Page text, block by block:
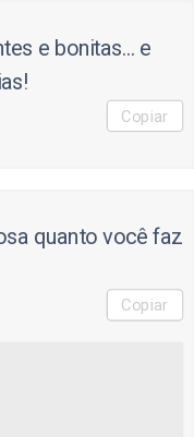
e bonitas... e
Copiar
quanto você faz
Copiar